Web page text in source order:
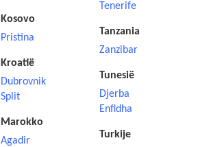
Kosovo
Pristina
Kroatië
Dubrovnik
Split
Marokko
Agadir
Tenerife
Tanzania
Zanzibar
Tunesië
Djerba
Enfidha
Turkije